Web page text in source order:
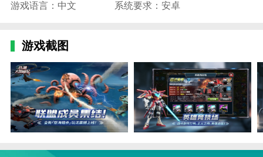
2、竞技场与跨服竞技场每次结算奖励功勋，零氪
期通过邮件或兑换码赠送功勋。
【新手前期如何发育 】1、综述：
零氪玩家与氪金玩家最大的区别在于发育速度，因
此零氪玩家只要有合理的发育路线，也能称为高玩!
如果你已经有了一定的游戏时常就会发现，这个游
戏以英雄为主，其他为辅，英雄强才是真强!这是由游
戏机制与面板值决定的，因此发育，就是指英雄的发
游戏语言：中文
系统要求：安卓
游戏截图